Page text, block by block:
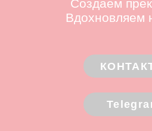
+7 (981) 987-76-61